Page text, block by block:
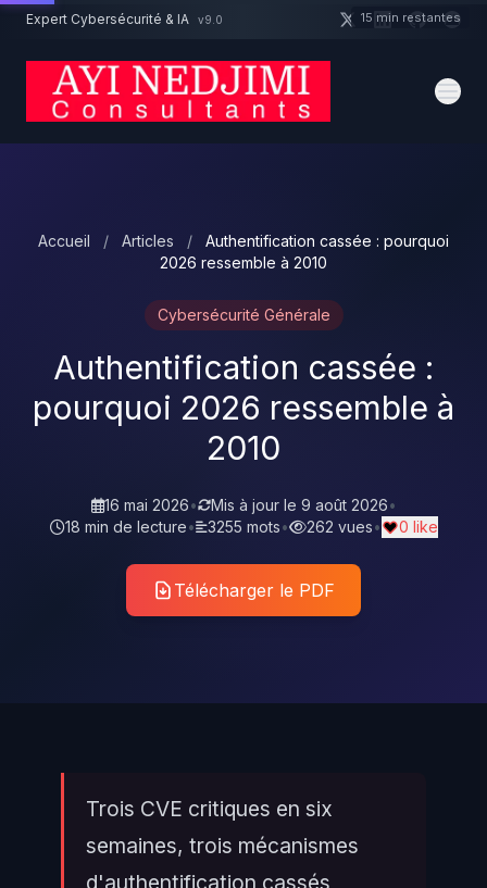
Aller au contenu principal
Expert Cybersécurité & IA v9.0
Accueil / Articles /
Authentification cassée : pourquoi
2026 ressemble à 2010
Cybersécurité Générale
Authentification cassée :
pourquoi 2026 ressemble à
2010
16 mai 2026• Mis à jour le 9 août 2026•
18 min de lecture• 3255 mots• 262 vues• 0 like
Télécharger le PDF
Trois CVE critiques en six
semaines, trois mécanismes
d'authentification cassés
Un projet cybersécurité ? 15 min restantes